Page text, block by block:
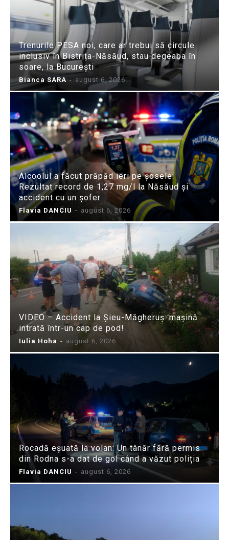
Trenurile PESA noi, care ar trebui să circule
inclusiv în Bistrița-Năsăud, stau degeaba în
soare, la București
Bianca SARA - august 6, 2026
Alcoolul a făcut prăpăd ieri pe șosele:
Rezultat record de 1,27 mg/l la Năsăud și
accident cu un șofer...
Flavia DANCIU - august 6, 2026
VIDEO – Accident la Șieu-Măgheruș: mașină
intrată într-un cap de pod!
Iulia Hoha - august 6, 2026
Rocadă eșuată la volan: Un tânăr fără permis
din Rodna s-a dat de gol când a văzut poliția
Flavia DANCIU - august 6, 2026